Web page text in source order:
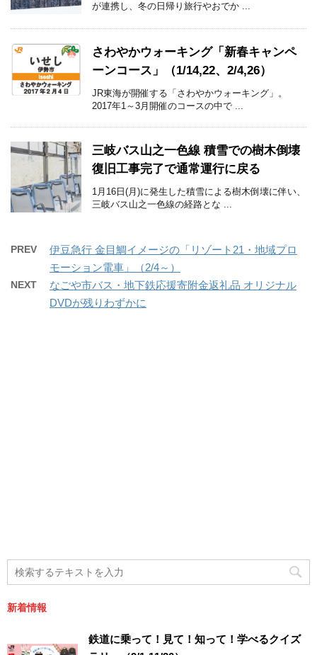
が連携し、冬の日帰り旅行やおでか ...
さわやかウォーキング「新春キャンペ
ーンコース」（1/14,22、2/4,26）
JR東海が開催する「さわやかウォーキング」。
2017年1～3月開催のコースの中で ...
三岐バス山之一色線 積雪での樹木倒壊
復旧工事完了で通常運行に戻る
1月16日(月)に発生した積雪による樹木倒壊に伴い、
三岐バス山之一色線の経路とな ...
PREV
伊豆急行 金目鯛イメージの「リゾート21・地域プロ
モーション電車」（2/4～）
NEXT
なごや市バス・地下鉄応援寄附金返礼品 オリジナル
DVDが残りわずかに
新着情報
鉄道に乗って！見て！知って！学べるクイズ